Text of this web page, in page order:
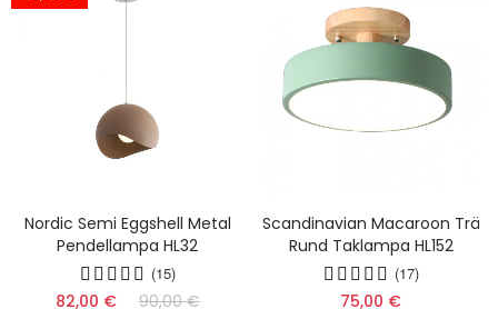
Nordic Semi Eggshell Metal
Pendellampa HL32
(15)
82,00 € 90,00 €
Scandinavian Macaroon Trä
Rund Taklampa HL152
(17)
75,00 €